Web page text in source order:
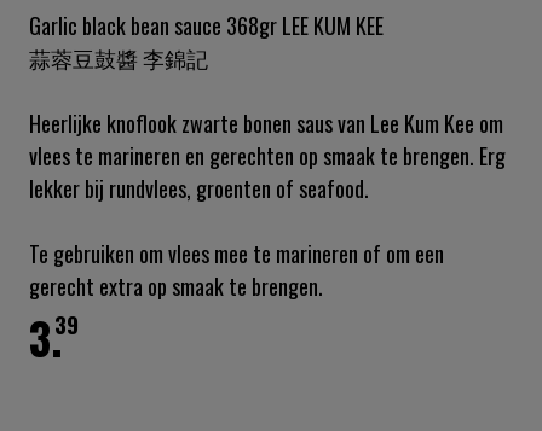
de
afbeeldingen-
gallerij
Garlic black bean sauce 368gr LEE KUM KEE
蒜蓉豆鼓醬 李錦記
Heerlijke knoflook zwarte bonen saus van Lee Kum Kee om
vlees te marineren en gerechten op smaak te brengen. Erg
lekker bij rundvlees, groenten of seafood.
Te gebruiken om vlees mee te marineren of om een
gerecht extra op smaak te brengen.
39
3.